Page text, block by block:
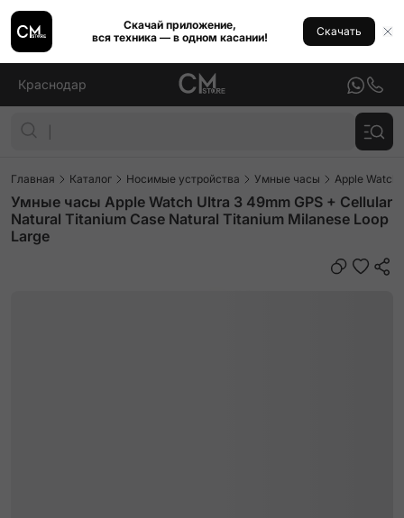
Скачай приложение,
вся техника — в одном касании!
Скачать
Краснодар
Главная Каталог Носимые устройства Умные часы Apple Watch
Умные часы Apple Watch Ultra 3 49mm GPS + Cellular
Natural Titanium Case Natural Titanium Milanese Loop
Large